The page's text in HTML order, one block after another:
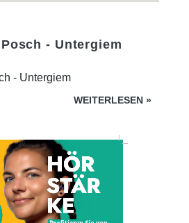
- Untergiem
- Untergiem
WEITERLESEN »